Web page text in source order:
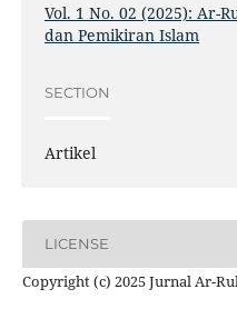
Vol. 1 No. 02 (2025): Ar-
dan Pemikiran Islam
SECTION
Artikel
LICENSE
Copyright (c) 2025 Jurnal Ar-